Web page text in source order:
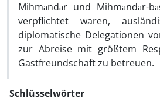
Mihmāndār und Mihmāndār-
verpflichtet waren,
diplomatische Delegationen
zur Abreise mit größtem
Gastfreundschaft zu betreuen.
Schlüsselwörter